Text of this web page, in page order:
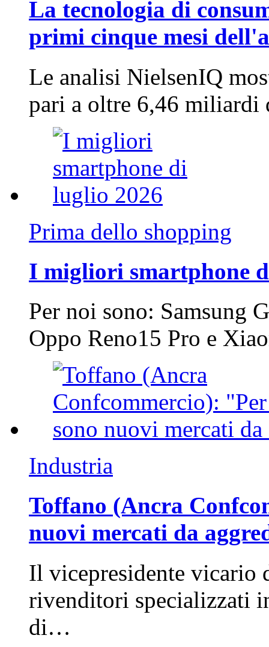
La tecnologia di
primi cinque mesi
Le analisi NielsenIQ
pari a oltre 6,46
Prima dello shopping
I migliori smartphone
Per noi sono: Samsung
Oppo Reno15 Pro e
Industria
Toffano (Ancra
nuovi mercati da
Il vicepresidente vicario
rivenditori specializzati
di…